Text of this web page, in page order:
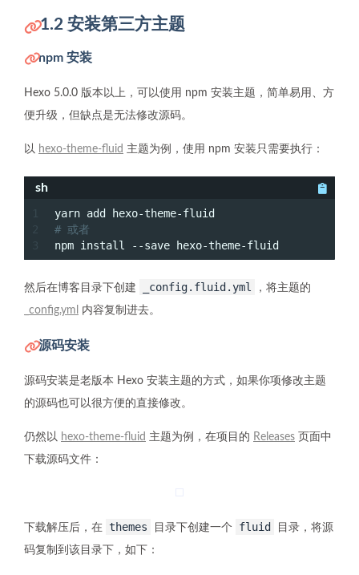
1.2 安装第三方主题
npm 安装
Hexo 5.0.0 版本以上，可以使用 npm 安装主题，简单易用、方
便升级，但缺点是无法修改源码。
以 hexo-theme-fluid 主题为例，使用 npm 安装只需要执行：
sh
3
yarn add hexo-theme-fluid
# 或者
npm install --save hexo-theme-fluid
然后在博客目录下创建 _config.fluid.yml
，将主题的
_config.yml
内容复制进去。
源码安装
源码安装是老版本 Hexo 安装主题的方式，如果你项修改主题
的源码也可以很方便的直接修改。
仍然以 hexo-theme-fluid 主题为例，在项目的 Releases 页面中
下载源码文件：
下载解压后，在 themes 目录下创建一个 fluid
目录，将源
码复制到该目录下，如下：